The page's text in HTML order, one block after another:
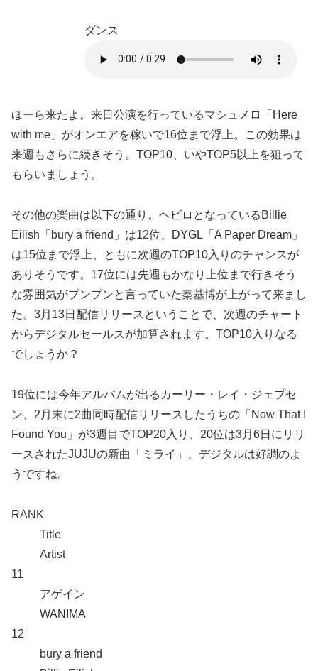
ダンス
ほーら来たよ。来日公演を行っているマシュメロ「Here
with me」がオンエアを稼いで16位まで浮上。この効果は
来週もさらに続きそう。TOP10、いやTOP5以上を狙って
もらいましょう。
その他の楽曲は以下の通り。ヘビロとなっているBillie
Eilish「bury a friend」は12位、DYGL「A Paper Dream」
は15位まで浮上、ともに次週のTOP10入りのチャンスが
ありそうです。17位には先週もかなり上位まで行きそう
な雰囲気がプンプンと言っていた秦基博が上がって来まし
た。3月13日配信リリースということで、次週のチャート
からデジタルセールスが加算されます。TOP10入りなる
でしょうか？
19位には今年アルバムが出るカーリー・レイ・ジェプセ
ン、2月末に2曲同時配信リリースしたうちの「Now That I
Found You」が3週目でTOP20入り、20位は3月6日にリリ
ースされたJUJUの新曲「ミライ」、デジタルは好調のよ
うですね。
RANK
Title
Artist
11
アゲイン
WANIMA
12
bury a friend